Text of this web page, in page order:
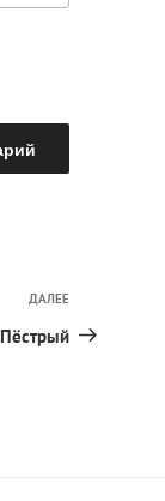
Следующая
запись
ДАЛЕЕ
Пёстрый